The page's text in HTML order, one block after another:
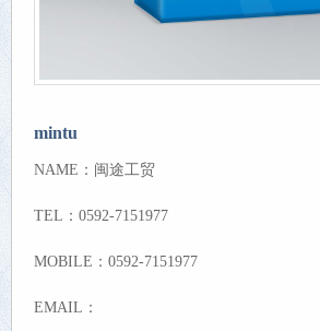
mintu
NAME：闽途工贸
TEL：0592-7151977
MOBILE：0592-7151977
EMAIL：